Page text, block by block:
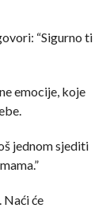
“Sigurno ti
emocije, koje
jednom sjediti
Naći će